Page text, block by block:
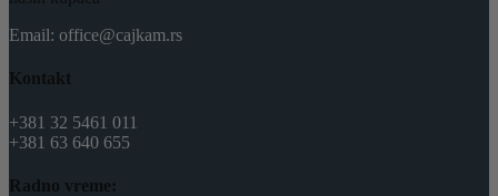
Email: office@cajkam.rs
Kontakt
+381 32 5461 011
+381 63 640 655
Radno vreme: